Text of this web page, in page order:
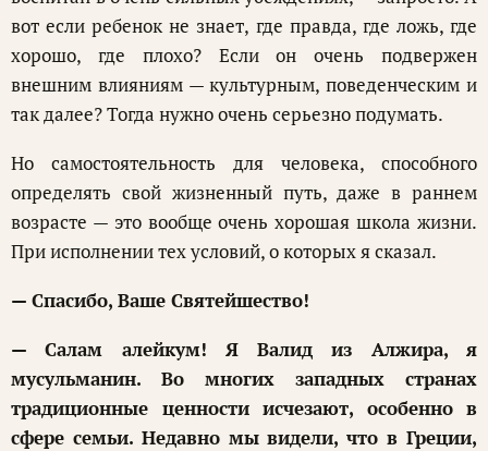
вот если ребенок не знает, где правда, где ложь, где
хорошо, где плохо? Если он очень подвержен
внешним влияниям — культурным, поведенческим и
так далее? Тогда нужно очень серьезно подумать.
Но самостоятельность для человека, способного
определять свой жизненный путь, даже в раннем
возрасте — это вообще очень хорошая школа жизни.
При исполнении тех условий, о которых я сказал.
— Спасибо, Ваше Святейшество!
— Салам алейкум! Я Валид из Алжира, я
мусульманин. Во многих западных странах
традиционные ценности исчезают, особенно в
сфере семьи. Недавно мы видели, что в Греции,